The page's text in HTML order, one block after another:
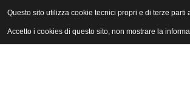
ANICA | Associazione Nazionale Industrie
Questo sito utilizza cookie tecnici propri e di terze
Accetto i cookies di questo sito, non mostrare la
Questo sito utilizza cookie tecnici propri e di terze
Accetto i cookies di questo sito, non mostrare la